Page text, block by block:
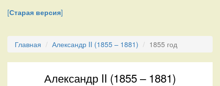
[Старая версия]
Главная Александр II (1855 – 1881) 1855 год
Александр II (1855 – 1881)